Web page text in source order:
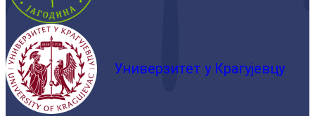
Универзитет у Крагујевцу